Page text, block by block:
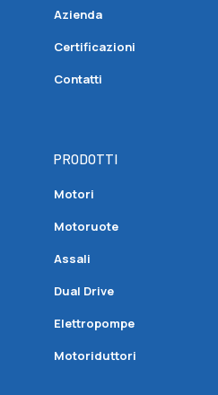
Azienda
Certificazioni
Contatti
PRODOTTI
Motori
Motoruote
Assali
Dual Drive
Elettropompe
Motoriduttori